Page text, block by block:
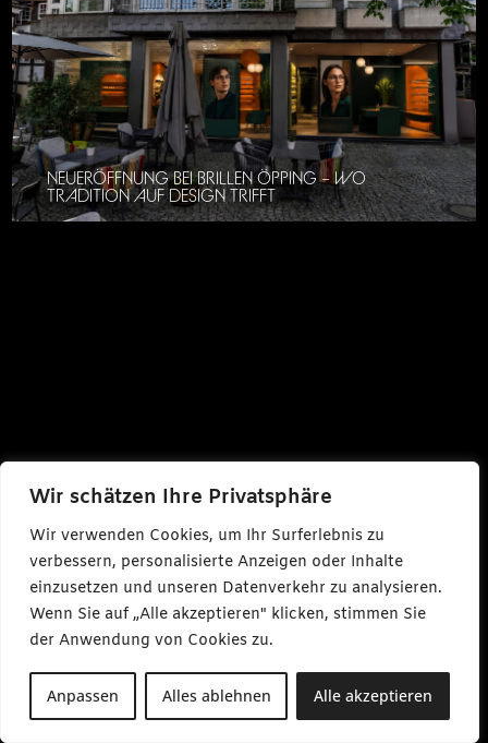
Wir schätzen Ihre Privatsphäre
Wir verwenden Cookies, um Ihr Surferlebnis zu
verbessern, personalisierte Anzeigen oder Inhalte
einzusetzen und unseren Datenverkehr zu analysieren.
Wenn Sie auf „Alle akzeptieren" klicken, stimmen Sie
der Anwendung von Cookies zu.
Anpassen Alles ablehnen Alle akzeptieren
NEUERÖFFNUNG BEI BRILLEN ÖPPING – WO
TRADITION AUF DESIGN TRIFFT